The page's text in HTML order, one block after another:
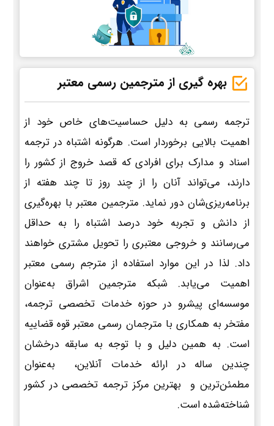
بهره گیری از مترجمین رسمی معتبر
ترجمه رسمی به دلیل حساسیت‌های خاص خود از
اهمیت بالایی برخوردار است. هرگونه اشتباه در ترجمه
اسناد و مدارک برای افرادی که قصد خروج از کشور را
دارند، می‌تواند آنان را از چند روز تا چند هفته از
برنامه‌ریزی‌شان دور نماید. مترجمین معتبر با بهره‌گیری
از دانش و تجربه خود درصد اشتباه را به حداقل
می‌رسانند و خروجی معتبری را تحویل مشتری خواهند
داد. لذا در این موارد استفاده از مترجم رسمی معتبر
اهمیت می‌یابد. شبکه مترجمین اشراق به‌عنوان
موسسه‌ای پیشرو در حوزه خدمات تخصصی ترجمه،
مفتخر به همکاری با مترجمان رسمی معتبر قوه قضاییه
است. به همین دلیل و با توجه به سابقه درخشان
چندین ساله در ارائه خدمات آنلاین، به‌عنوان
مطمئن‌ترین و بهترین مرکز ترجمه تخصصی در کشور
شناخته‌شده است.